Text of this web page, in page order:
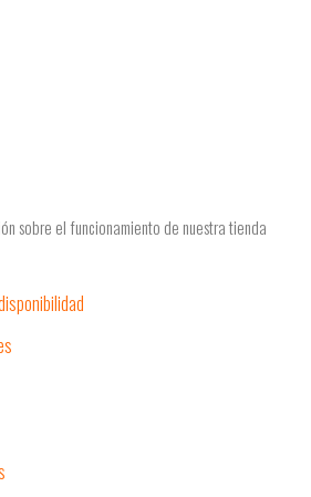
sobre el funcionamiento de nuestra tienda